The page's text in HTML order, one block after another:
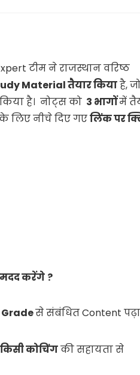
टीम ने राजस्थान वरिष्ठ
Materialतैयार कियाहै,
है। नोट्स को 3 भागोंमें
लिए नीचे दिए गएलिंक पर
करेंगे ?
Gradeसे संबंधित Content
किसीकोचिंगकी सहायता से